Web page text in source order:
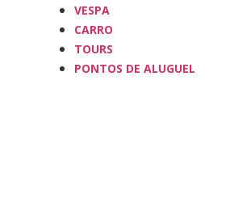
VESPA
CARRO
TOURS
PONTOS DE ALUGUEL